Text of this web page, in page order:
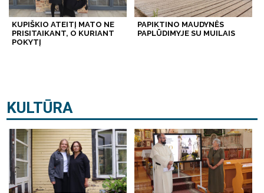
KUPIŠKIO ATEITĮ MATO NE
PRISITAIKANT, O KURIANT
POKYTĮ
PAPIKTINO MAUDYNĖS
PAPLŪDIMYJE SU MUILAIS
KULTŪRA